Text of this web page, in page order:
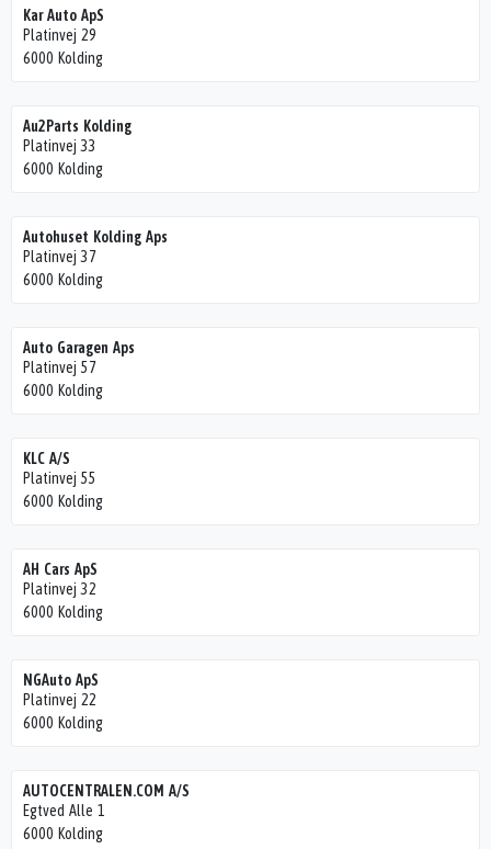
Kar Auto ApS
Platinvej 29
6000 Kolding
Au2Parts Kolding
Platinvej 33
6000 Kolding
Autohuset Kolding Aps
Platinvej 37
6000 Kolding
Auto Garagen Aps
Platinvej 57
6000 Kolding
KLC A/S
Platinvej 55
6000 Kolding
AH Cars ApS
Platinvej 32
6000 Kolding
NGAuto ApS
Platinvej 22
6000 Kolding
AUTOCENTRALEN.COM A/S
Egtved Alle 1
6000 Kolding